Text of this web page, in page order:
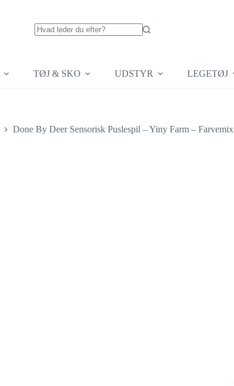
TØJ & SKO UDSTYR LEGETØJ
Done By Deer Sensorisk Puslespil – Yiny Farm – Farvemix